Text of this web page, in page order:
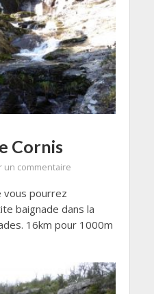
Cornis
un commentaire
vous pourrez
baignade dans la
16km pour 1000m